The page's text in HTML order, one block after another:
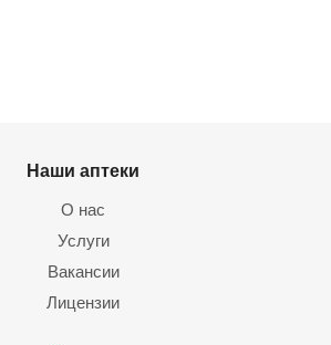
Наши аптеки
О нас
Услуги
Вакансии
Лицензии